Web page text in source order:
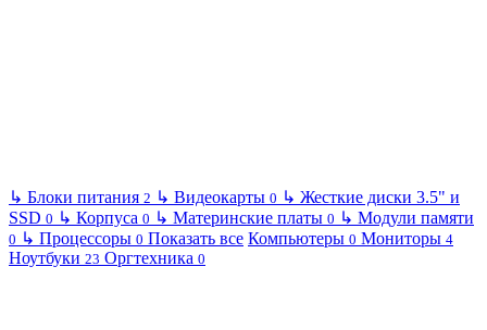
↳ Блоки питания 2 ↳ Видеокарты 0 ↳ Жесткие диски 3.5" и
SSD 0 ↳ Корпуса 0 ↳ Материнские платы 0 ↳ Модули памяти
0 ↳ Процессоры 0 Показать все Компьютеры 0 Мониторы 4
Ноутбуки 23 Оргтехника 0